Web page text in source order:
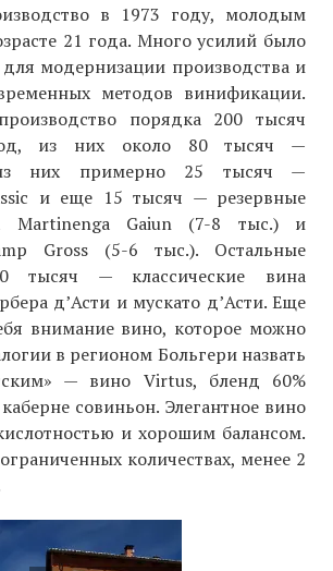
в 1973 году, молодым
21 года. Много усилий было
модернизации производства и
методов винификации.
порядка 200 тысяч
из них около 80 тысяч —
из них примерно 25 тысяч —
и еще 15 тысяч — резервные
Martinenga Gaiun (7-8 тыс.) и
Gross (5-6 тыс.). Остальные
тысяч — классические вина
д’Асти и мускато д’Асти. Еще
внимание вино, которое можно
в регионом Больгери назвать
— вино Virtus, бленд 60%
совиньон. Элегантное вино
и хорошим балансом.
количествах, менее 2